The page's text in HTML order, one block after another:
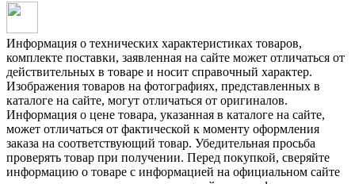
Информация о технических характеристиках товаров,
комплекте поставки, заявленная на сайте может отличаться от
действительных в товаре и носит справочный характер.
Изображения товаров на фотографиях, представленных в
каталоге на сайте, могут отличаться от оригиналов.
Информация о цене товара, указанная в каталоге на сайте,
может отличаться от фактической к моменту оформления
заказа на соответствующий товар. Убедительная просьба
проверять товар при получении. Перед покупкой, сверяйте
информацию о товаре с информацией на официальном сайте